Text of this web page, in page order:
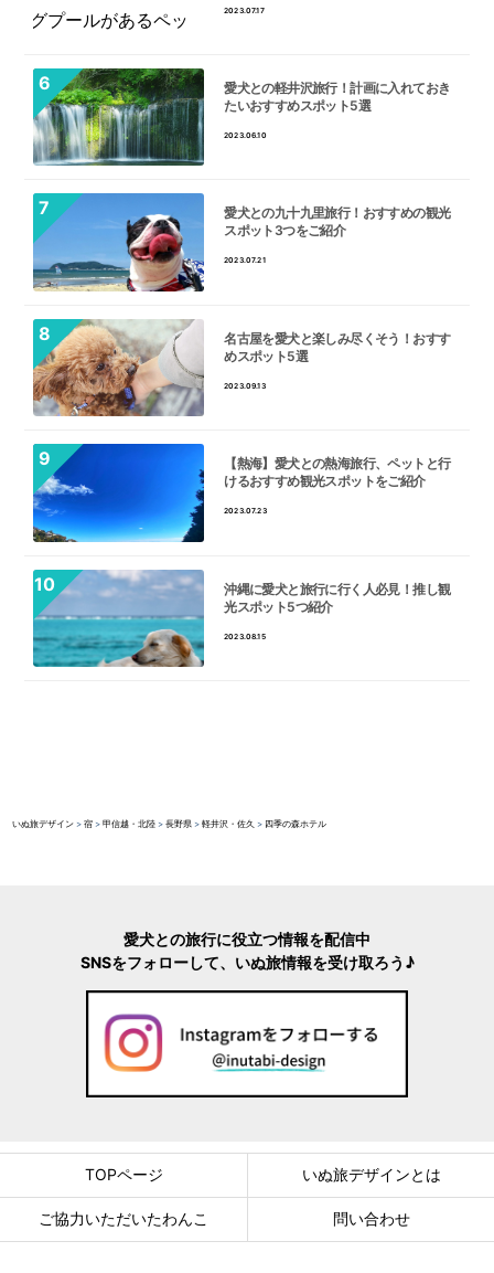
2023.07.17
愛犬との軽井沢旅行！計画に入れておき
たいおすすめスポット5選
2023.06.10
愛犬との九十九里旅行！おすすめの観光
スポット3つをご紹介
2023.07.21
名古屋を愛犬と楽しみ尽くそう！おすす
めスポット5選
2023.09.13
【熱海】愛犬との熱海旅行、ペットと行
けるおすすめ観光スポットをご紹介
2023.07.23
沖縄に愛犬と旅行に行く人必見！推し観
光スポット5つ紹介
2023.08.15
いぬ旅デザイン >宿 >甲信越・北陸 >長野県 >軽井沢・佐久 > 四季の森ホテル
愛犬との旅行に役立つ情報を配信中
SNSをフォローして、いぬ旅情報を受け取ろう♪
TOPページ いぬ旅デザインとは
ご協力いただいたわんこ 問い合わせ